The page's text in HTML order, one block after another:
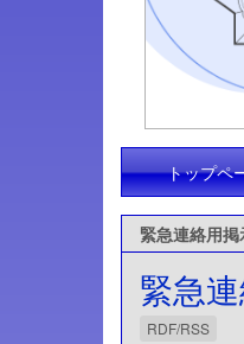
トップペ
緊急連絡用掲
緊急
RDF/RSS